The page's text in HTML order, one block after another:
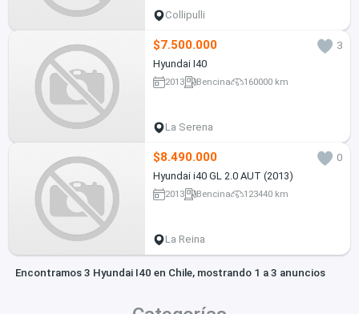
Collipulli
$7.500.000
3
Hyundai I40
2013 Bencina 160000 km
La Serena
$8.490.000
0
Hyundai i40 GL 2.0 AUT (2013)
2013 Bencina 123440 km
La Reina
Encontramos 3 Hyundai I40 en Chile, mostrando 1 a 3 anuncios